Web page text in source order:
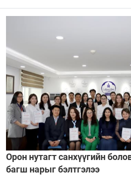
Орон нутагт санхүүгийн
багш нарыг бэлтгэлээ